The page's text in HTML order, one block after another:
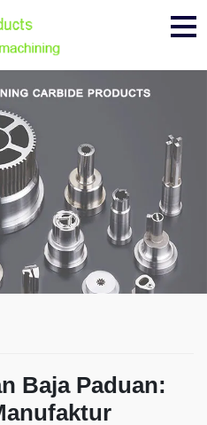
Baja Paduan: